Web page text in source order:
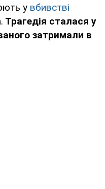
у вбивстві
Трагедія сталася у
затримали в